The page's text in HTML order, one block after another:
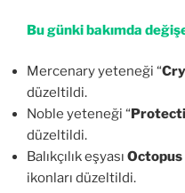
Bu günki bakımda
Mercenary yeteneği “
düzeltildi.
Noble yeteneği “
düzeltildi.
Balıkçılık eşyası Octopus
ikonları düzeltildi.